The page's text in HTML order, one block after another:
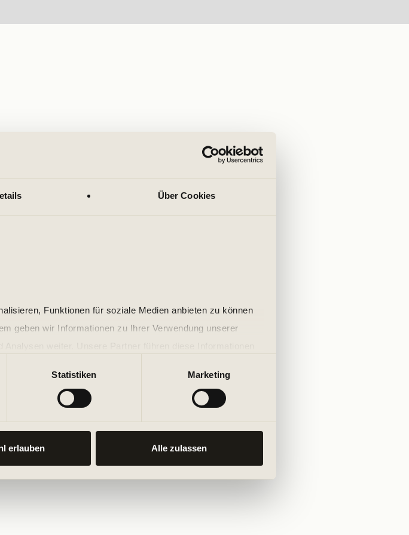
Über Cookies
Funktionen für soziale Medien anbieten zu können
geben wir Informationen zu Ihrer Verwendung unserer
Statistiken Marketing
erlauben Alle zulassen